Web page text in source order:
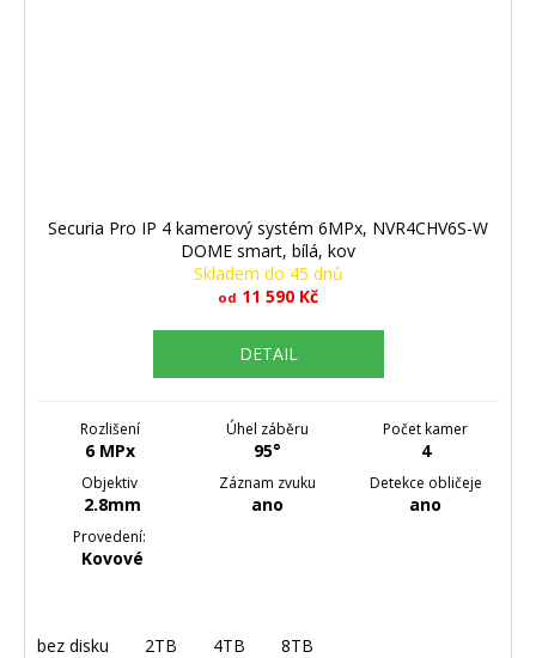
Securia Pro IP 4 kamerový systém 6MPx, NVR4CHV6S-W
DOME smart, bílá, kov
Skladem do 45 dnů
od 11 590 Kč
DETAIL
Rozlišení
6 MPx
Úhel záběru
95°
Počet kamer
4
Objektiv
2.8mm
Záznam zvuku
ano
Detekce obličeje
ano
Provedení:
Kovové
bez disku 2TB 4TB 8TB